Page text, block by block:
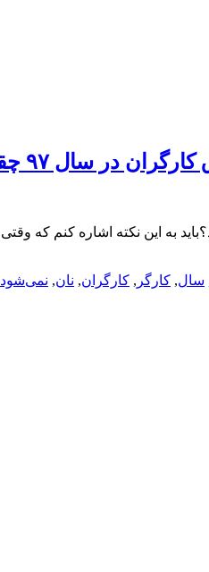
سال, کارگر , کارگران, نان, نمی‌شود